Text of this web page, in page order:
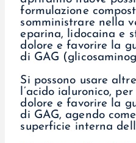
formulazione
somministrare nella
eparina, lidocaina e
dolore e favorire la
di GAG
Si possono usare
l’acido ialuronico,
dolore e favorire la
di GAG, agendo
superficie interna